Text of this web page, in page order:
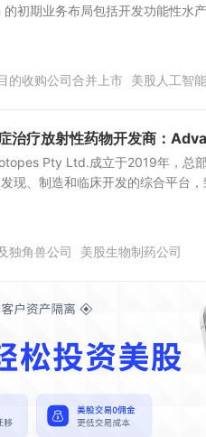
初期业务布局包括开发功能性水
的收购公司合并上市 美股人工智
治疗放射性药物开发商：
Pty Ltd.成立于2019年，总
现、制造和临床开发的综合平台
独角兽公司 美股生物制药公司